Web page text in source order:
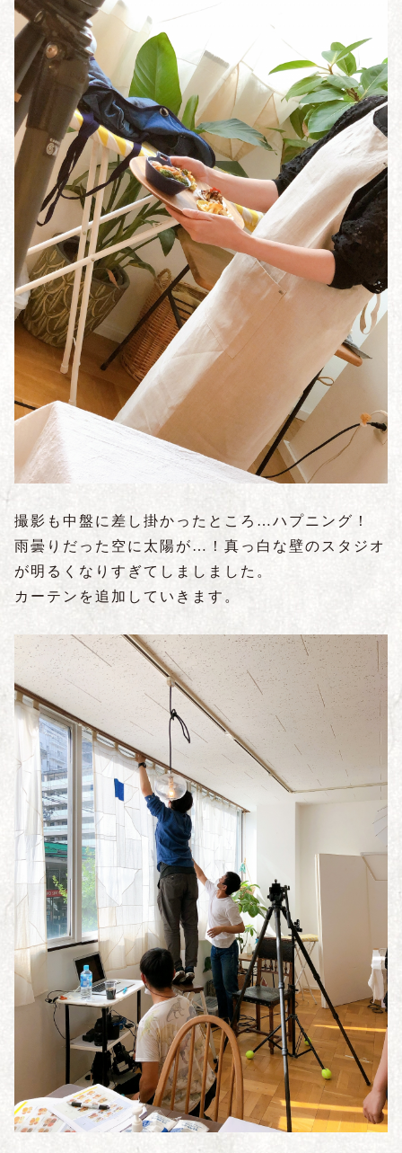
撮影も中盤に差し掛かったところ…ハプニング！
雨曇りだった空に太陽が…！真っ白な壁のスタジオ
が明るくなりすぎてしましました。
カーテンを追加していきます。